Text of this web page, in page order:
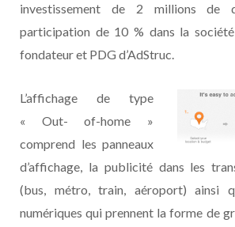
investissement de 2 millions de
participation de 10 % dans la
fondateur et PDG d’AdStruc.
L’affichage de type
« Out- of-home »
comprend les panneaux
d’affichage, la publicité dans les
(bus, métro, train, aéroport) ainsi
numériques qui prennent la forme de